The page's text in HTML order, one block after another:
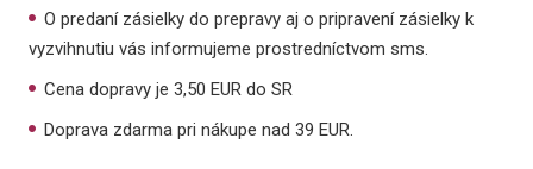
O predaní zásielky do prepravy aj o pripravení zásielky k
vyzvihnutiu vás informujeme prostredníctvom sms.
Cena dopravy je 3,50 EUR do SR
Doprava zdarma pri nákupe nad 39 EUR.